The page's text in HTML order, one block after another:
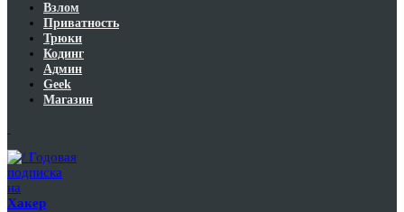
Взлом
Приватность
Трюки
Кодинг
Админ
Geek
Магазин
Годовая
подписка
на
Хакер